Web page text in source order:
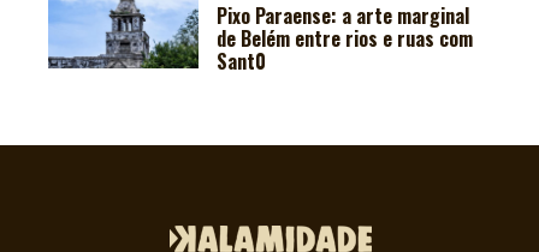
Pixo Paraense: a arte marginal
de Belém entre rios e ruas com
Sant0